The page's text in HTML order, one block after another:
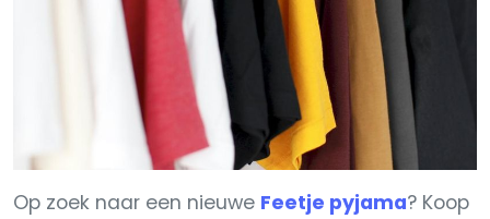
Op zoek naar een nieuwe Feetje pyjama? Koop